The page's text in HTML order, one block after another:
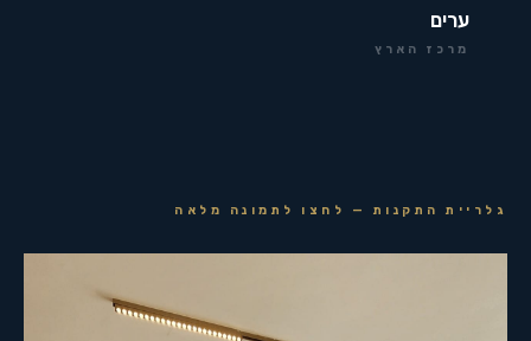
ערים
מרכז הארץ
גלריית התקנות — לחצו לתמונה מלאה